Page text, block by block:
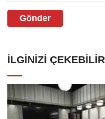
Gönder
İLGINIZI ÇEKEBILIR